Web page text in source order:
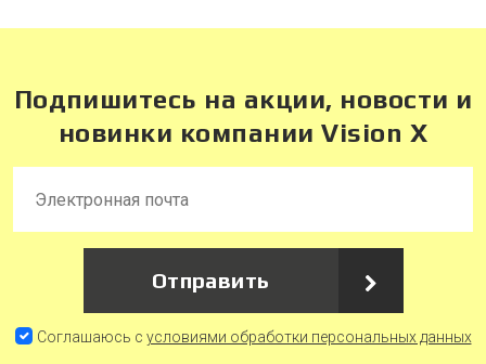
Подпишитесь на акции, новости и
новинки компании Vision X
Отправить
Соглашаюсь с условиями обработки персональных данных